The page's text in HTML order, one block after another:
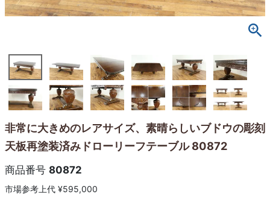
非常に大きめのレアサイズ、素晴らしいブドウの彫刻
天板再塗装済みドローリーフテーブル 80872
商品番号 80872
市場参考上代 ¥595,000